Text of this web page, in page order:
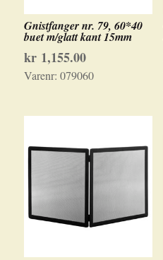
Gnistfanger nr. 79, 60*40
buet m/glatt kant 15mm
kr1,155.00
Varenr: 079060